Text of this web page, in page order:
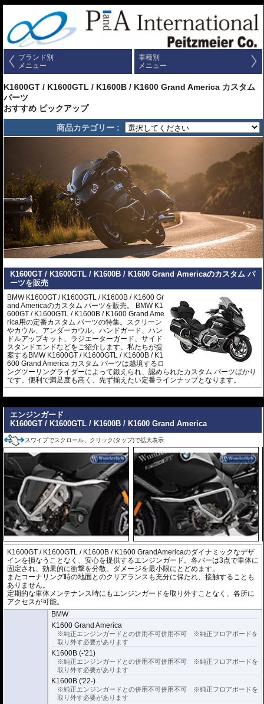
ブランド別
メニュー
車種別
メニュー
K1600GT / K1600GTL / K1600B / K1600 Grand America カスタム
パーツ
おすすめ ピックアップ
商品カテゴリー :
K1600GT / K1600GTL / K1600B / K1600 Grand Americaのカスタム パ
ーツを販売
BMW K1600GT / K1600GTL / K1600B / K1600 Gr
and Americaのカスタム パーツを販売。 BMW K1
600GT / K1600GTL / K1600B / K1600 Grand Ame
rica用の定番カスタム パーツの特集。スクリーン
やカウル、アンダーカウル、ハンドガード、ハン
ドルアップキット、ラジエーターガード、サイド
スタンドエンドなどをご紹介します。私たちが提
案するBMW K1600GT / K1600GTL / K1600B / K1
600 Grand America カスタム パーツは越境するロ
ングツーリングライダーによって鍛えられ、認められたカスタム パーツばかり
です。便利で満足度も高く、先ず揃えたい定番ラインナップとなります。
エンジンガード
K1600GT / K1600GTL / K1600B / K1600 Grand America
スワイプでスクロール、クリック(タップ)で拡大表示
K1600GT / K1600GTL / K1600B / K1600 GrandAmericaのダイナミックなデザ
インを損なうことなく、安心を提供するエンジンガード。各バーは3点で車体に
固定され、効果的に衝撃を分散。ダメージを最小限にとどめます。
またコーナリング時の地面とのクリアランスも充分に保たれ、接触することも
ありません。
定期的な車体メンテナンス時にもエンジンガードを取り外すことなく、各所に
アクセスが可能。
BMW
K1600 Grand America
※純正エンジンガードとの併用不可併用不可 ※純正フロアボードを
取り外す必要があります
K1600B (-'21)
※純正エンジンガードとの併用不可併用不可 ※純正フロアボードを
取り外す必要があります
K1600B ('22-)
※純正エンジンガードとの併用不可併用不可 ※純正フロアボードを
取り外す必要があります